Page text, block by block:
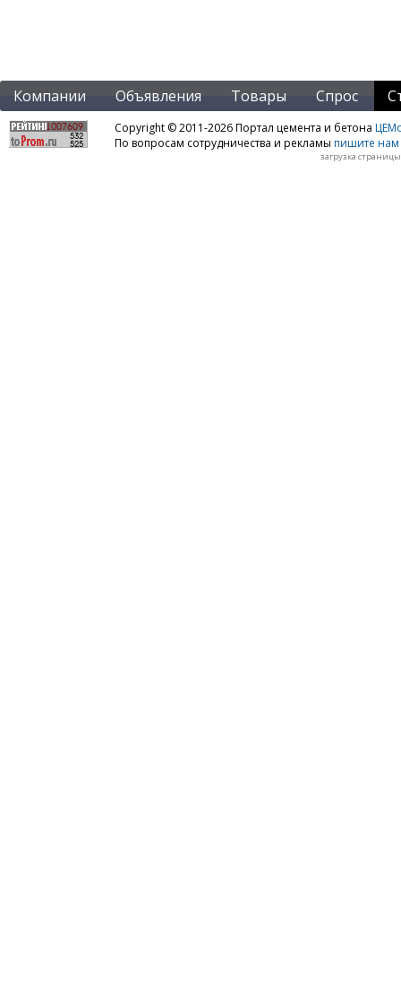
Компании Объявления Товары Спрос
Copyright © 2011-2026 Портал цемента и бетона
По вопросам сотрудничества и рекламы пишите нам
загрузка